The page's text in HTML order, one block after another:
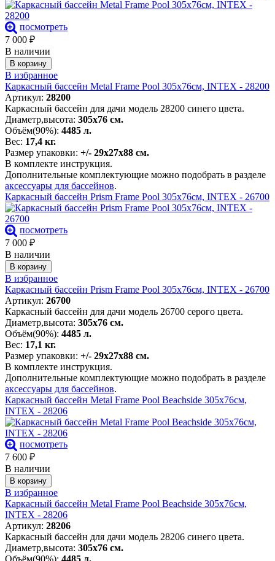
посмотреть
7 000 ₽
В наличии
В корзину
В избранное
Каркасный бассейн Metal Frame Pool 305х76см, INTEX - 28200
Артикул: 28200
Каркасный бассейн для дачи модель 28200 синего цвета.
Диаметр,высота: 305х76 см.
Объём(90%): 4485 л.
Вес: 17,4 кг.
Размер упаковки: +/- 29х27х88 см.
В комплекте инструкция.
Дополнительные комплектующие можно подобрать в разделе
аксессуары для бассейнов.
Каркасный бассейн Prism Frame Pool 305х76см, INTEX - 26700
посмотреть
7 000 ₽
В наличии
В корзину
В избранное
Каркасный бассейн Prism Frame Pool 305х76см, INTEX - 26700
Артикул: 26700
Каркасный бассейн для дачи модель 26700 серого цвета.
Диаметр,высота: 305х76 см.
Объём(90%): 4485 л.
Вес: 17,1 кг.
Размер упаковки: +/- 29х27х88 см.
В комплекте инструкция.
Дополнительные комплектующие можно подобрать в разделе
аксессуары для бассейнов.
Каркасный бассейн Metal Frame Pool Beachside 305х76см,
INTEX - 28206
посмотреть
7 600 ₽
В наличии
В корзину
В избранное
Каркасный бассейн Metal Frame Pool Beachside 305х76см,
INTEX - 28206
Артикул: 28206
Каркасный бассейн для дачи модель 28206 синего цвета.
Диаметр,высота: 305х76 см.